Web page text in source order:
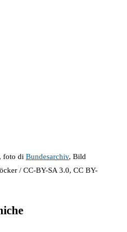
foto di Bundesarchiv, Bild
/ CC-BY-SA 3.0, CC BY-